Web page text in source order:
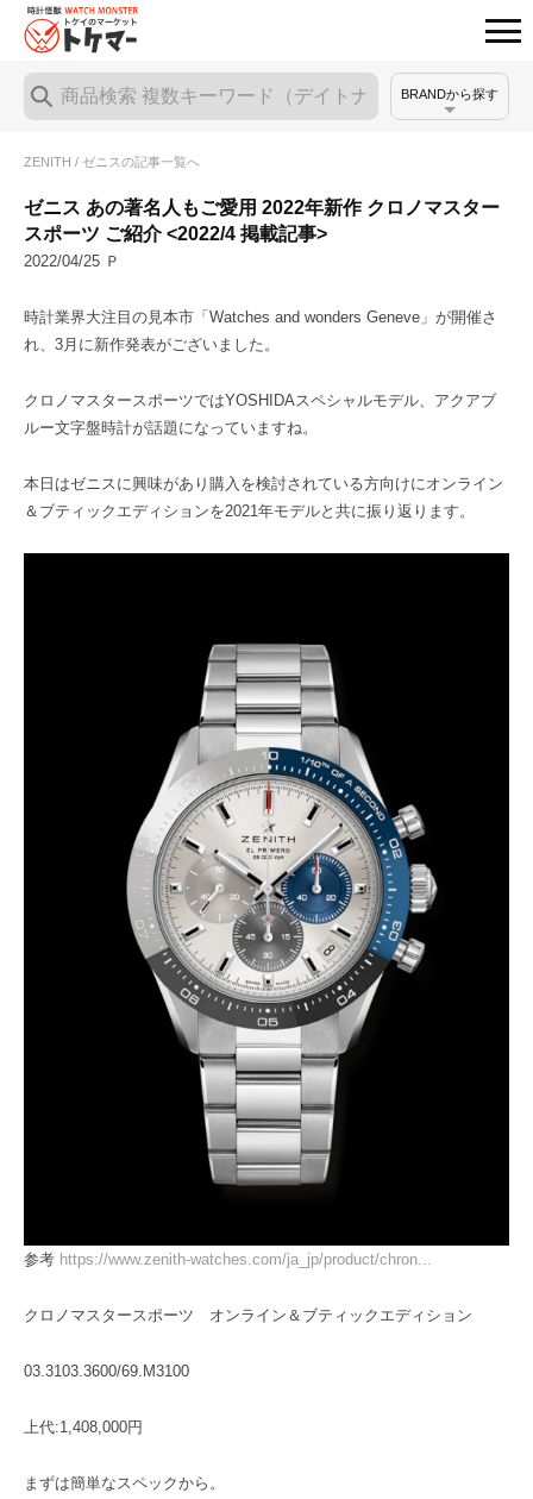
BRANDから探す
ZENITH / ゼニスの記事一覧へ
ゼニス あの著名人もご愛用 2022年新作 クロノマスター
スポーツ ご紹介 <2022/4 掲載記事>
2022/04/25 Ｐ
時計業界大注目の見本市「Watches and wonders Geneve」が開催さ
れ、3月に新作発表がございました。
クロノマスタースポーツではYOSHIDAスペシャルモデル、アクアブ
ルー文字盤時計が話題になっていますね。
本日はゼニスに興味があり購入を検討されている方向けにオンライン
＆ブティックエディションを2021年モデルと共に振り返ります。
参考 https://www.zenith-watches.com/ja_jp/product/chron...
クロノマスタースポーツ オンライン＆ブティックエディション
03.3103.3600/69.M3100
上代:1,408,000円
まずは簡単なスペックから。